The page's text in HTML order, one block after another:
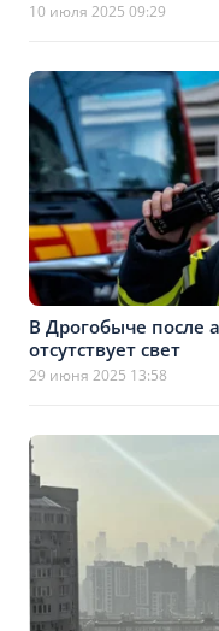
10 июля 2025 09:29
В Дрогобыче после
отсутствует свет
29 июня 2025 13:58